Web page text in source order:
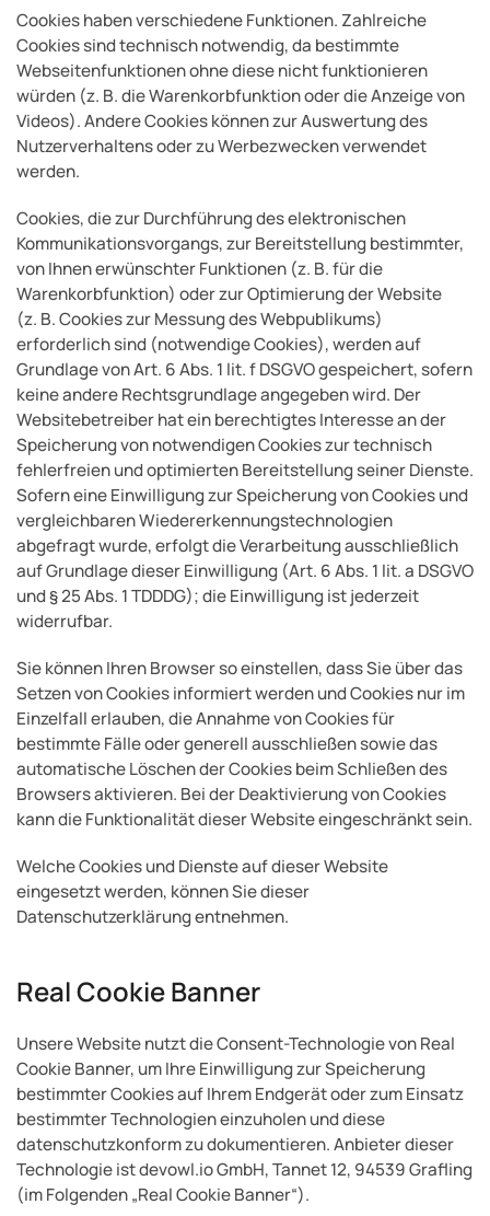
Cookies haben verschiedene Funktionen. Zahlreiche
Cookies sind technisch notwendig, da bestimmte
Webseitenfunktionen ohne diese nicht funktionieren
würden (z. B. die Warenkorbfunktion oder die Anzeige von
Videos). Andere Cookies können zur Auswertung des
Nutzerverhaltens oder zu Werbezwecken verwendet
werden.
Cookies, die zur Durchführung des elektronischen
Kommunikationsvorgangs, zur Bereitstellung bestimmter,
von Ihnen erwünschter Funktionen (z. B. für die
Warenkorbfunktion) oder zur Optimierung der Website
(z. B. Cookies zur Messung des Webpublikums)
erforderlich sind (notwendige Cookies), werden auf
Grundlage von Art. 6 Abs. 1 lit. f DSGVO gespeichert, sofern
keine andere Rechtsgrundlage angegeben wird. Der
Websitebetreiber hat ein berechtigtes Interesse an der
Speicherung von notwendigen Cookies zur technisch
fehlerfreien und optimierten Bereitstellung seiner Dienste.
Sofern eine Einwilligung zur Speicherung von Cookies und
vergleichbaren Wiedererkennungstechnologien
abgefragt wurde, erfolgt die Verarbeitung ausschließlich
auf Grundlage dieser Einwilligung (Art. 6 Abs. 1 lit. a DSGVO
und § 25 Abs. 1 TDDDG); die Einwilligung ist jederzeit
widerrufbar.
Sie können Ihren Browser so einstellen, dass Sie über das
Setzen von Cookies informiert werden und Cookies nur im
Einzelfall erlauben, die Annahme von Cookies für
bestimmte Fälle oder generell ausschließen sowie das
automatische Löschen der Cookies beim Schließen des
Browsers aktivieren. Bei der Deaktivierung von Cookies
kann die Funktionalität dieser Website eingeschränkt sein.
Welche Cookies und Dienste auf dieser Website
eingesetzt werden, können Sie dieser
Datenschutzerklärung entnehmen.
Real Cookie Banner
Unsere Website nutzt die Consent-Technologie von Real
Cookie Banner, um Ihre Einwilligung zur Speicherung
bestimmter Cookies auf Ihrem Endgerät oder zum Einsatz
bestimmter Technologien einzuholen und diese
datenschutzkonform zu dokumentieren. Anbieter dieser
Technologie ist devowl.io GmbH, Tannet 12, 94539 Grafling
(im Folgenden „Real Cookie Banner“).